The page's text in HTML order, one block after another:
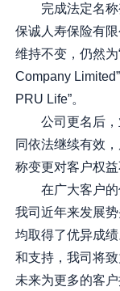
完成法定名称
保诚人寿保险有限
维持不变，仍然
Company
PRU Life”。
公司更名后，
同依法继续有效
称变更对客户权益
在广大客户的
我司近年来发展
均取得了优异成
和支持，我司将
未来为更多的客